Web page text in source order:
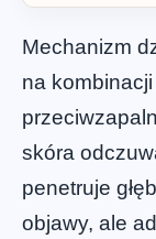
Mechanizm
na kombinacji
skóra
penetruje
objawy, ale